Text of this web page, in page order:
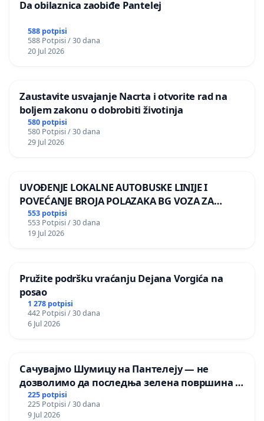
Da obilaznica zaobiđe Pantelej
588 potpisi
588 Potpisi / 30 dana
20 Jul 2026
Zaustavite usvajanje Nacrta i otvorite rad na
boljem zakonu o dobrobiti životinja
580 potpisi
580 Potpisi / 30 dana
29 Jul 2026
UVOĐENJE LOKALNE AUTOBUSKE LINIJE I
POVEĆANJE BROJA POLAZAKA BG VOZA ZA
NASELJA LEVE OBALE DUNAVA
553 potpisi
553 Potpisi / 30 dana
19 Jul 2026
Pružite podršku vraćanju Dejana Vorgića na
posao
1 278 potpisi
442 Potpisi / 30 dana
6 Jul 2026
Сачувајмо Шумицу на Пантелеју — не
дозволимо да последња зелена површина у
Мавровској постане депонија
225 potpisi
225 Potpisi / 30 dana
9 Jul 2026